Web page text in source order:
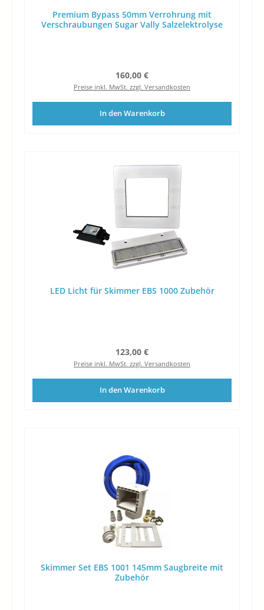
Premium Bypass 50mm Verrohrung mit
Verschraubungen Sugar Vally Salzelektrolyse
Regulärer Preis:
160,00 €
Preise inkl. MwSt. zzgl. Versandkosten
In den Warenkorb
LED Licht für Skimmer EBS 1000 Zubehör
Regulärer Preis:
123,00 €
Preise inkl. MwSt. zzgl. Versandkosten
In den Warenkorb
Skimmer Set EBS 1001 145mm Saugbreite mit
Zubehör